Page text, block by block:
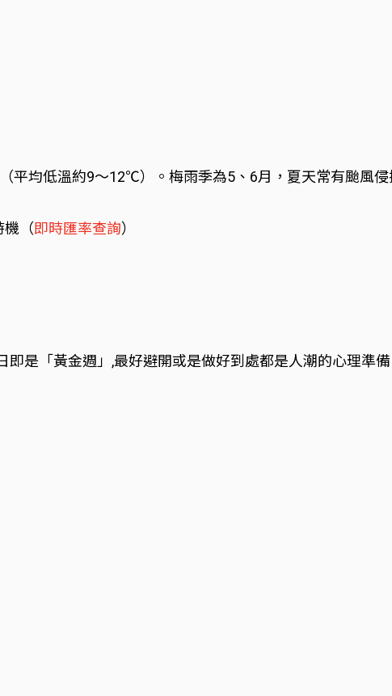
平均低溫約9～12℃）。梅雨季為5、6月，夏天常有颱風侵
機（即時匯率查詢）
是「黃金週」,最好避開或是做好到處都是人潮的心理準備